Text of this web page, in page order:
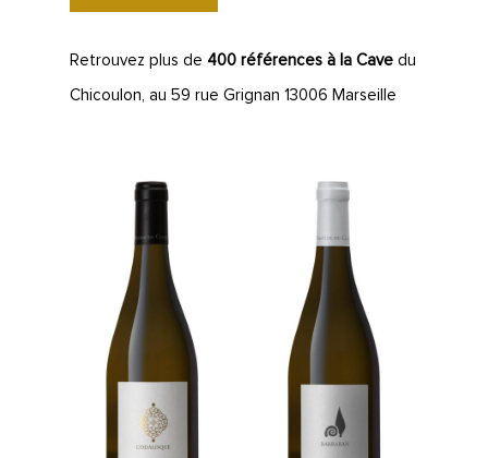
Retrouvez plus de 400 références à la Cave du
Chicoulon, au 59 rue Grignan 13006 Marseille